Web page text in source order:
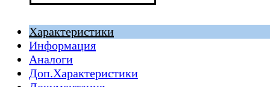
Штука (ОКЕИ:796)
Характеристики
Информация
Аналоги
Доп.Характеристики